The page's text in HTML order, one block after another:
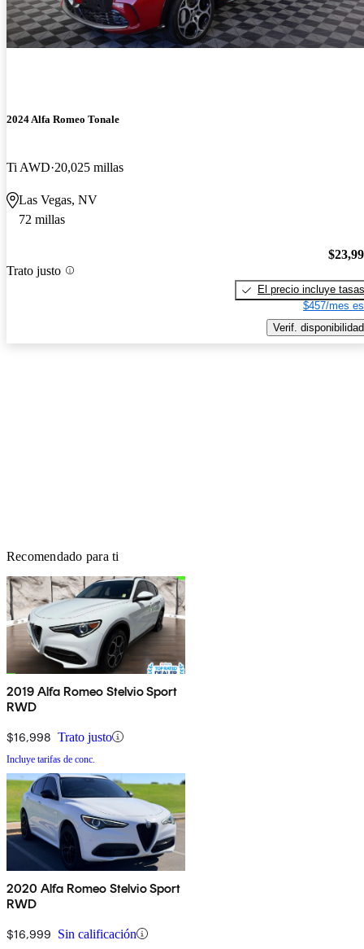
2024 Alfa Romeo Tonale
Ti AWD 20,025 millas
Las Vegas, NV
72 millas
Trato justo
El precio incluye tasas
$457/mes
Verif. disponibilidad
Recomendado para ti
2019 Alfa Romeo Stelvio Sport
RWD
$16,998 Trato justo
Incluye tarifas de conc.
2020 Alfa Romeo Stelvio Sport
RWD
$16,999 Sin calificación